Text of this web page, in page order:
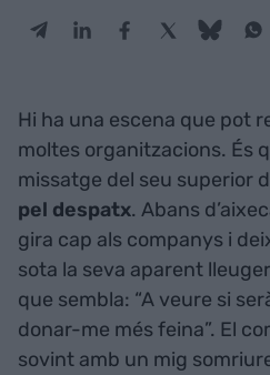
Hi ha una escena que pot
moltes organitzacions. És
missatge del seu superior
pel despatx. Abans
gira cap als companys i
sota la seva aparent
que sembla: “A veure si
donar-me més feina”. El
sovint amb un mig